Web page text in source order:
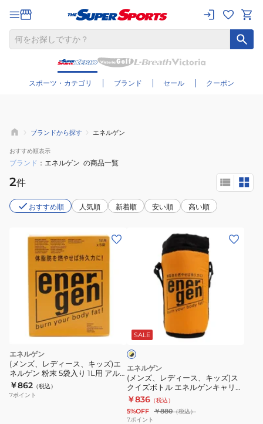
スポーツ・カテゴリ ブランド セール クーポン
さらに絞り込む
ブランドから探す エネルゲン
おすすめ順表示
ブランド エネルゲン の商品一覧
2件
おすすめ順 人気順 新着順 安い順 高い順
エネルゲン
(メンズ、レディース、キッズ)エ
ネルゲン 粉末 5袋入り 1L用 アル
ギニン カロテン クエン酸
￥862 （税込）
7ポイント
ス、
キ
ッ
ズ)
ス
ク
イ
SALE
イ
ロ
×
ブ
ラ
ッ
ク
エネルゲン
(メンズ、レディース、キッズ)ス
クイズボトル エネルゲンキャリー
ジャケット 13
￥836 （税込）
5%OFF ￥880（税込）
7ポイント